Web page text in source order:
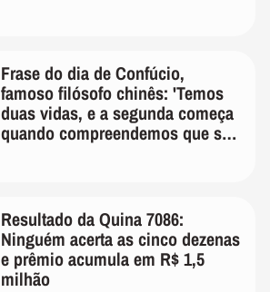
Frase do dia de Confúcio,
famoso filósofo chinês: 'Temos
duas vidas, e a segunda começa
quando compreendemos que só
Resultado da Quina 7086:
Ninguém acerta as cinco dezenas
e prêmio acumula em R$ 1,5
milhão